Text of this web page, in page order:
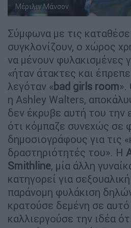
Μέριλιν Μάνσον
Σύμφωνα με τις
συγκλονίζουν, ο χώρος
να μένουν φυλακισμένες
«ήταν άτακτες και
λεγόταν «bad girls room».
η Ashley Walters,
δεν έκρυβε αυτή του την
ότι κόμπαζε συνεχώς σε
δημοσιογράφους για τις
δραστηριότητές του». Η
Smithline, μία άλλη
κατηγορεί για
παράνομη φυλάκιση
κρατούσε δεμένη σε
καλλιεργούσε την ιδέα